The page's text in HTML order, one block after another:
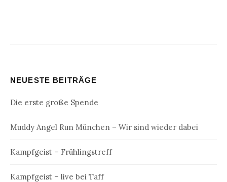
NEUESTE BEITRÄGE
Die erste große Spende
Muddy Angel Run München – Wir sind wieder dabei
Kampfgeist – Frühlingstreff
Kampfgeist – live bei Taff